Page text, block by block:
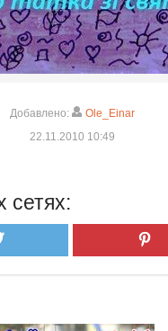
Добавлено:
Ole_Einar
22.11.2010 10:49
сетях: